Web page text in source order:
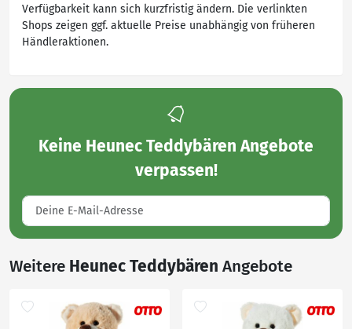
Verfügbarkeit kann sich kurzfristig ändern. Die verlinkten
Shops zeigen ggf. aktuelle Preise unabhängig von früheren
Händleraktionen.
Keine Heunec Teddybären Angebote
verpassen!
Weitere Heunec Teddybären Angebote